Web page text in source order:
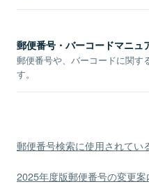
郵便番号・バーコードマニュ
郵便番号や、バーコードに関す
す。
郵便番号検索に使用されてい
2025年度版郵便番号の変更案